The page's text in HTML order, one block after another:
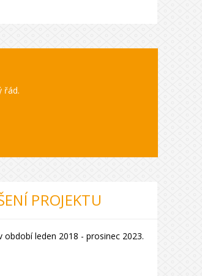
řád.
PROJEKTU
období leden 2018 - prosinec 2023.